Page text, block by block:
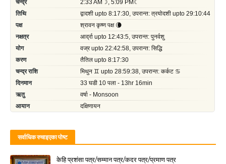
सर्वाधिक रुचाइएका पोष्ट
केहि प्रशंसा पत्र/सम्मान पत्र/कदर पत्र/प्रमाण पत्र